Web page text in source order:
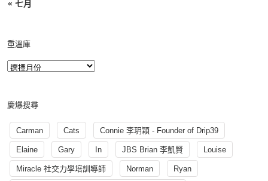
« 七月
重溫庫
慶爆搜尋
Carman Cats Connie 李玥穎 - Founder of Drip39
Elaine Gary In JBS Brian 李凱賢 Louise
Miracle 社交力學培訓導師 Norman Ryan